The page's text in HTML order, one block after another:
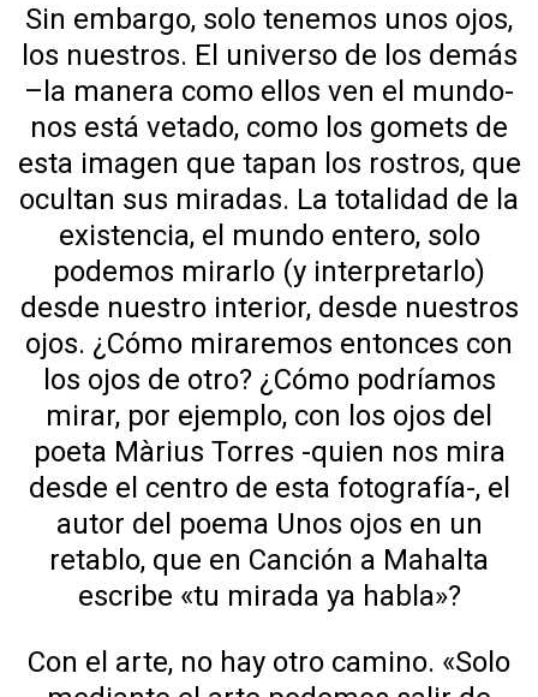
Sin embargo, solo tenemos unos ojos,
los nuestros. El universo de los demás
–la manera como ellos ven el mundo-
nos está vetado, como los gomets de
esta imagen que tapan los rostros, que
ocultan sus miradas. La totalidad de la
existencia, el mundo entero, solo
podemos mirarlo (y interpretarlo)
desde nuestro interior, desde nuestros
ojos. ¿Cómo miraremos entonces con
los ojos de otro? ¿Cómo podríamos
mirar, por ejemplo, con los ojos del
poeta Màrius Torres -quien nos mira
desde el centro de esta fotografía-, el
autor del poema Unos ojos en un
retablo, que en Canción a Mahalta
escribe «tu mirada ya habla»?
Con el arte, no hay otro camino. «Solo